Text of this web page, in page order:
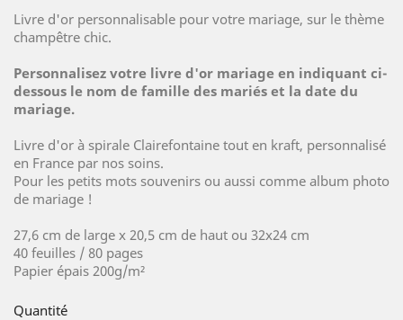
Livre d'or personnalisable pour votre mariage, sur le thème
champêtre chic.
Personnalisez votre livre d'or mariage en indiquant ci-
dessous le nom de famille des mariés et la date du
mariage.
Livre d'or à spirale Clairefontaine tout en kraft, personnalisé
en France par nos soins.
Pour les petits mots souvenirs ou aussi comme album photo
de mariage !
27,6 cm de large x 20,5 cm de haut ou 32x24 cm
40 feuilles / 80 pages
Papier épais 200g/m²
Quantité